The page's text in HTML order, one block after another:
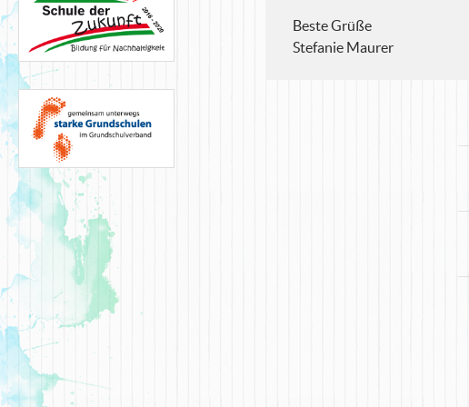
Beste Grüße
Stefanie Maurer